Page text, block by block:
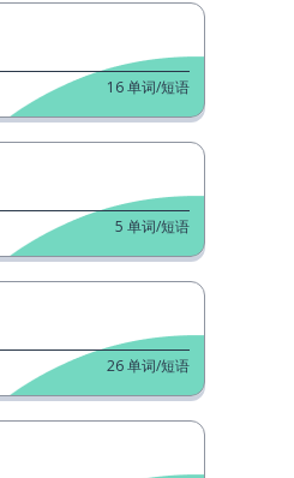
16单词/短语
5 单词/短语
26单词/短语